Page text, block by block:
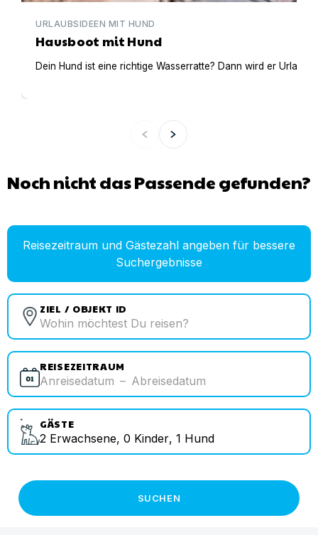
URLAUBSIDEEN MIT HUND
Hausboot mit Hund
Dein Hund ist eine richtige Wasserratte? Dann wird er
Noch nicht das Passende gefunden?
Reisezeitraum und Gästezahl angeben für bessere
Suchergebnisse
ZIEL / OBJEKT ID
REISEZEITRAUM
Anreisedatum – Abreisedatum
GÄSTE
2 Erwachsene, 0 Kinder, 1 Hund
SUCHEN